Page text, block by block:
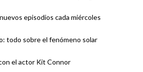
episodios cada miércoles
todo sobre el fenómeno solar
el actor Kit Connor